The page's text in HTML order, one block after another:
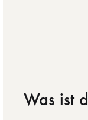
Was ist